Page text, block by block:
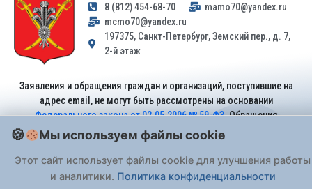
8 (812) 454-68-70
mamo70@yandex.ru
mcmo70@yandex.ru
197375, Санкт-Петербург, Земский пер., д. 7,
2-й этаж
Заявления и обращения граждан и организаций, поступившие на
адрес email, не могут быть рассмотрены на основании
Федерального закона от 02.05.2006 № 59-ФЗ. Обращения
принимаются только: по почте, через
портал «Госуслуги» (ЕПГУ)
или лично при предъявлении паспорта.
Политика обработки персональных данных
Мы используем файлы cookie
Этот сайт использует файлы cookie для улучшения работы
и аналитики. Политика конфиденциальности